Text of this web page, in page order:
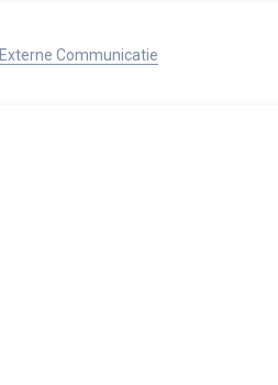
Communicatie